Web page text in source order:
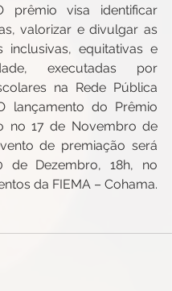
prêmio visa identificar
valorizar e divulgar as
inclusivas, equitativas e
executadas por
na Rede Pública
lançamento do Prêmio
no 17 de Novembro de
de premiação será
de Dezembro, 18h, no